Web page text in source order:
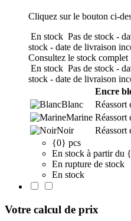
Cliquez sur le bouton ci-
En stock Pas de stock -
stock - date de livraison
Consultez le stock complet
En stock Pas de stock -
stock - date de livraison
Encre
Blanc
Réassort
Marine Réassort
Noir
Réassort
{0} pcs
En stock à partir du
En rupture de stock
En stock
Votre calcul de prix